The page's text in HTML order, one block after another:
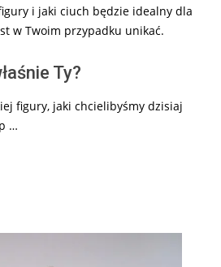
i jaki ciuch będzie idealny dla
w Twoim przypadku unikać.
Ty?
figury, jaki chcielibyśmy dzisiaj
…